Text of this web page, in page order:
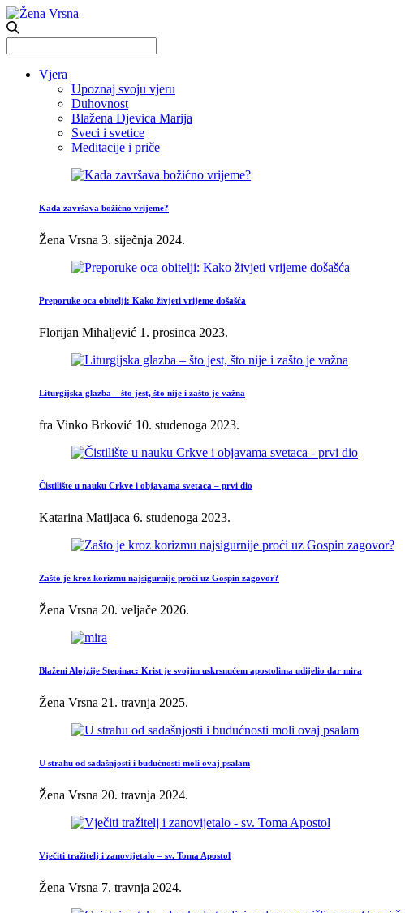
for:
Vjera
Upoznaj svoju vjeru
Duhovnost
Blažena Djevica Marija
Sveci i svetice
Meditacije i priče
Kada završava božićno vrijeme?
Žena Vrsna 3. siječnja 2024.
Preporuke oca obitelji: Kako živjeti vrijeme došašća
Florijan Mihaljević 1. prosinca 2023.
Liturgijska glazba – što jest, što nije i zašto je važna
fra Vinko Brković 10. studenoga 2023.
Čistilište u nauku Crkve i objavama svetaca – prvi dio
Katarina Matijaca 6. studenoga 2023.
Zašto je kroz korizmu najsigurnije proći uz Gospin zagovor?
Žena Vrsna 20. veljače 2026.
Blaženi Alojzije Stepinac: Krist je svojim uskrsnućem apostolima udijelio dar mira
Žena Vrsna 21. travnja 2025.
U strahu od sadašnjosti i budućnosti moli ovaj psalam
Žena Vrsna 20. travnja 2024.
Vječiti tražitelj i zanovijetalo – sv. Toma Apostol
Žena Vrsna 7. travnja 2024.